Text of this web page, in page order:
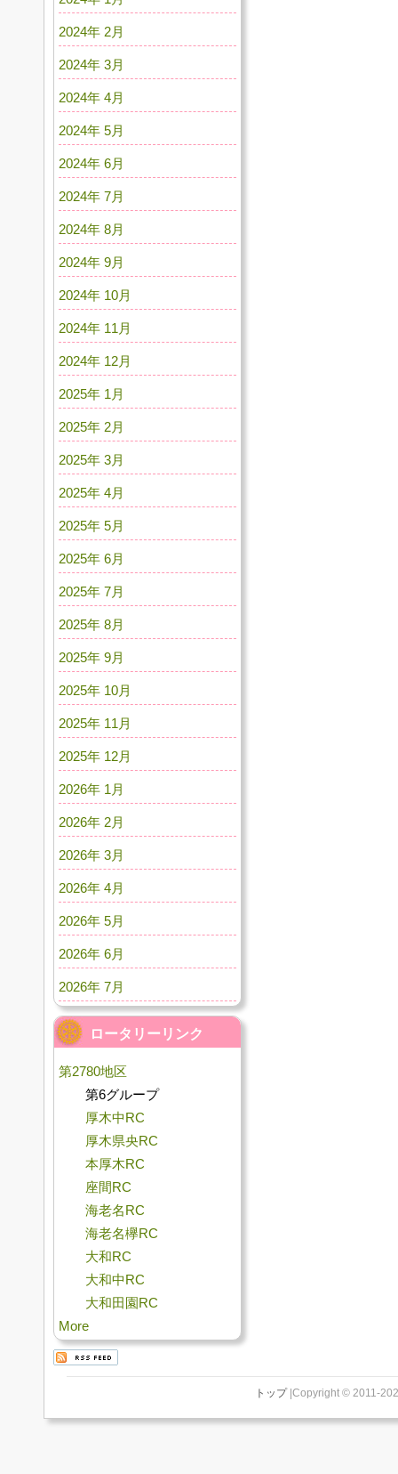
2024年 2月
2024年 3月
2024年 4月
2024年 5月
2024年 6月
2024年 7月
2024年 8月
2024年 9月
2024年 10月
2024年 11月
2024年 12月
2025年 1月
2025年 2月
2025年 3月
2025年 4月
2025年 5月
2025年 6月
2025年 7月
2025年 8月
2025年 9月
2025年 10月
2025年 11月
2025年 12月
2026年 1月
2026年 2月
2026年 3月
2026年 4月
2026年 5月
2026年 6月
2026年 7月
ロータリーリンク
第2780地区
第6グループ
厚木中RC
厚木県央RC
本厚木RC
座間RC
海老名RC
海老名欅RC
大和RC
大和中RC
大和田園RC
More
トップ|Copyright © 2011-